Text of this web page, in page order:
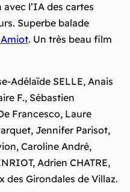
l’IA des cartes
Superbe balade
. Un très beau film
Adélaïde SELLE, Anais
F., Sébastien
Francesco, Laure
Jennifer Parisot,
Caroline André,
Adrien CHATRE,
des Girondales de Villaz.